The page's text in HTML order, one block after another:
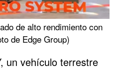
de alto rendimiento con
de Edge Group)
un vehículo terrestre